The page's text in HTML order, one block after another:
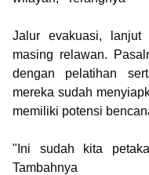
Jalur evakuasi, lanjut
masing relawan.
dengan pelatihan
mereka sudah
memiliki potensi
"Ini sudah kita
Tambahnya